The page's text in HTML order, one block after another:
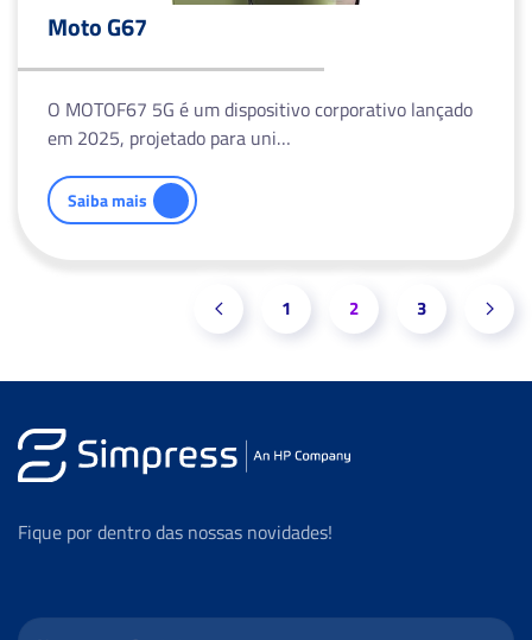
Moto G67
O MOTOF67 5G é um dispositivo corporativo lançado
em 2025, projetado para uni…
Saiba mais
1 2 3
Fique por dentro das nossas novidades!